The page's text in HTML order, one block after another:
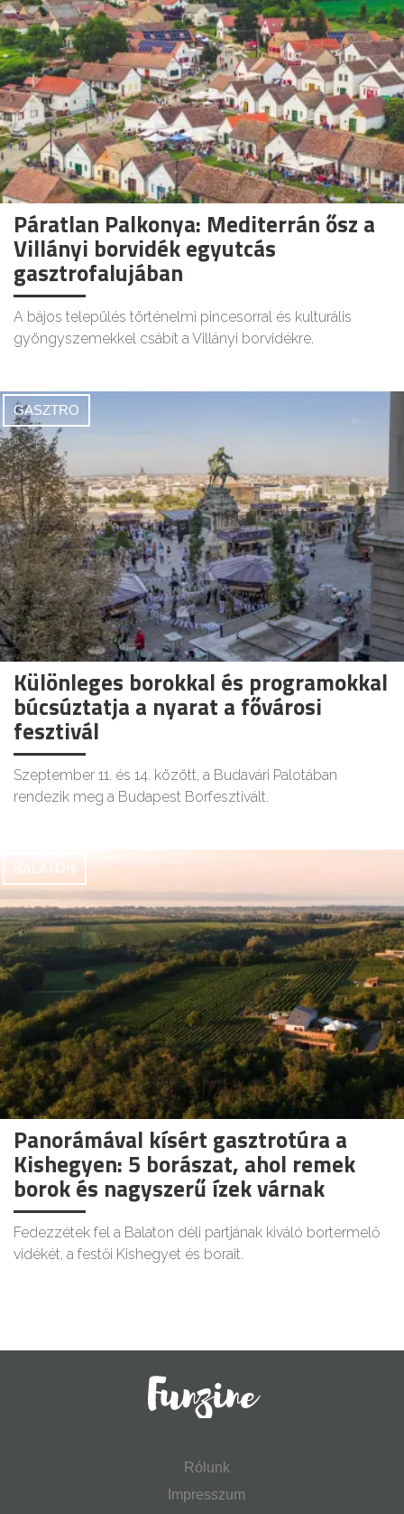
Páratlan Palkonya: Mediterrán ősz a
Villányi borvidék egyutcás
gasztrofalujában
A bájos település történelmi pincesorral és kulturális
gyöngyszemekkel csábít a Villányi borvidékre.
GASZTRO
Különleges borokkal és programokkal
búcsúztatja a nyarat a fővárosi
fesztivál
Szeptember 11. és 14. között, a Budavári Palotában
rendezik meg a Budapest Borfesztivált.
BALATON
Panorámával kísért gasztrotúra a
Kishegyen: 5 borászat, ahol remek
borok és nagyszerű ízek várnak
Fedezzétek fel a Balaton déli partjának kiváló bortermelő
vidékét, a festői Kishegyet és borait.
Rólunk
Impresszum